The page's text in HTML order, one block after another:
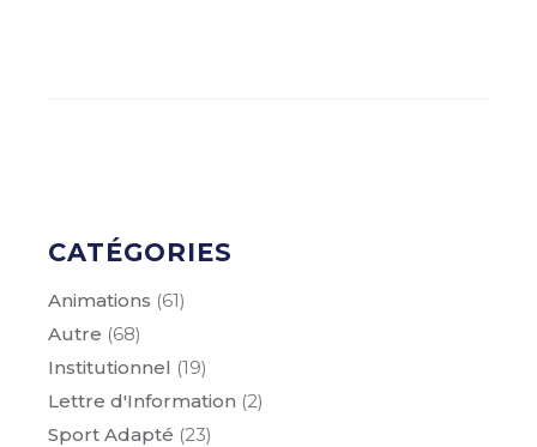
CATÉGORIES
Animations (61)
Autre (68)
Institutionnel (19)
Lettre d'Information (2)
Sport Adapté (23)